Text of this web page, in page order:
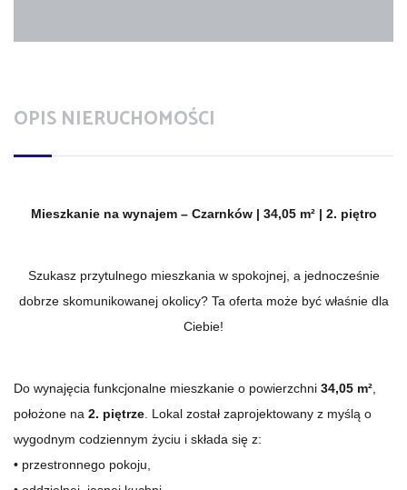
OPIS NIERUCHOMOŚCI
Mieszkanie na wynajem – Czarnków | 34,05 m² | 2. piętro
Szukasz przytulnego mieszkania w spokojnej, a jednocześnie
dobrze skomunikowanej okolicy? Ta oferta może być właśnie dla
Ciebie!
Do wynajęcia funkcjonalne mieszkanie o powierzchni 34,05 m²,
położone na 2. piętrze. Lokal został zaprojektowany z myślą o
wygodnym codziennym życiu i składa się z:
• przestronnego pokoju,